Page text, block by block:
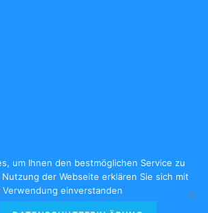
um Ihnen den bestmöglichen Service zu
der Webseite erklären Sie sich mit
Verwendung einverstanden